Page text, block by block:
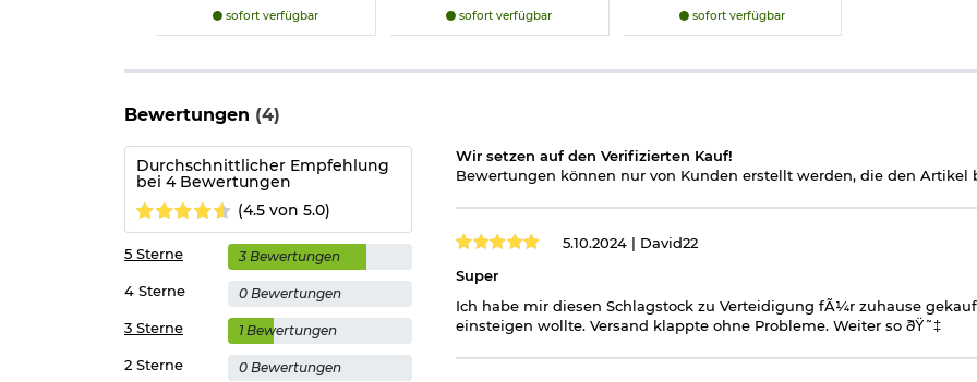
sofort verfügbar sofort verfügbar sofort verfügbar
Bewertungen (4)
Durchschnittlicher Empfehlung
bei 4 Bewertungen
(4.5 von 5.0)
2 Sterne 0 Bewertungen
3 Sterne 1 Bewertungen
4 Sterne 0 Bewertungen
5 Sterne 3 Bewertungen
Wir setzen auf den Verifizierten Kauf!
Bewertungen können nur von Kunden erstellt werden, die den Artikel
5.10.2024 | David22
Super
Ich habe mir diesen Schlagstock zu Verteidigung fÃ¼r zuhause
einsteigen wollte. Versand klappte ohne Probleme. Weiter so ðŸ˜‡